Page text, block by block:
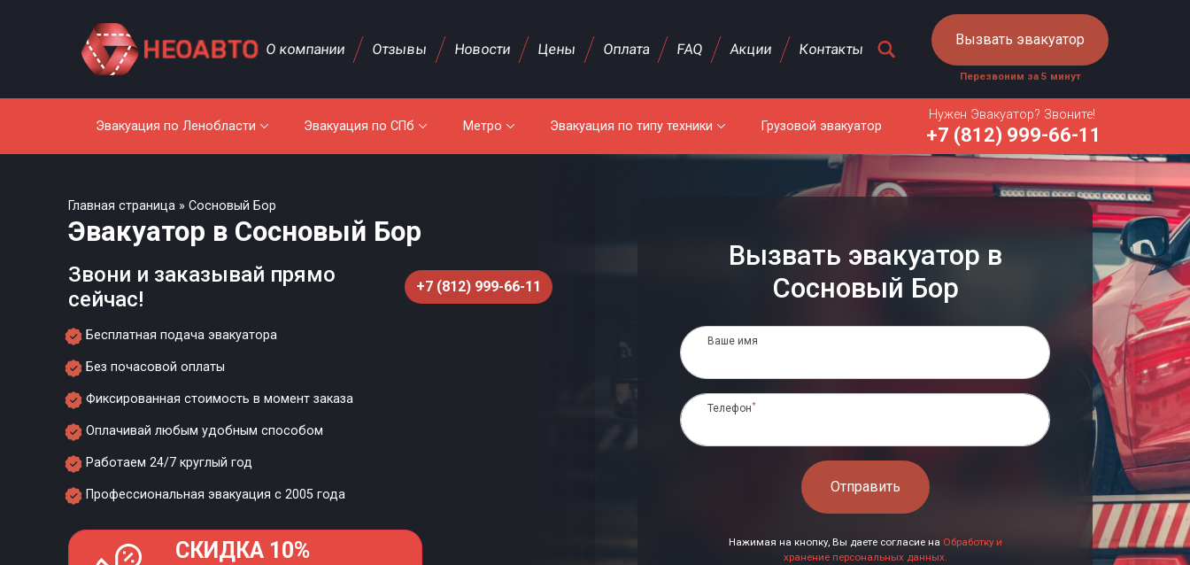
Вызвать эвакуатор
Перезвоним за 5 минут
О компании Отзывы Новости Цены Оплата FAQ Акции Контакты
Эвакуация по Ленобласти Эвакуация по СПб Метро Эвакуация по типу техники Грузовой эвакуатор
Нужен Эвакуатор? Звоните!
+7 (812) 999-66-11
Главная страница » Сосновый Бор
Эвакуатор в Сосновый Бор
Звони и заказывай прямо
сейчас!
+7 (812) 999-66-11
Бесплатная подача эвакуатора
Без почасовой оплаты
Фиксированная стоимость в момент заказа
Оплачивай любым удобным способом
Работаем 24/7 круглый год
Профессиональная эвакуация с 2005 года
СКИДКА 10%
Вызвать эвакуатор в
Сосновый Бор
Ваше имя
Телефон*
Отправить
Нажимая на кнопку, Вы даете согласие на Обработку и
хранение персональных данных.